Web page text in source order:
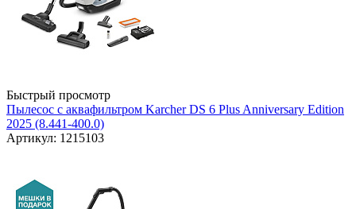
Быстрый просмотр
Пылесос с аквафильтром Karcher DS 6 Plus Anniversary Edition
2025 (8.441-400.0)
Артикул: 1215103